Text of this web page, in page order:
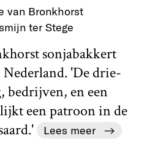
van Bronkhorst
ter Stege
sonjabakkert
Nederland. 'De drie-
bedrijven, en een
een patroon in de
Lees meer